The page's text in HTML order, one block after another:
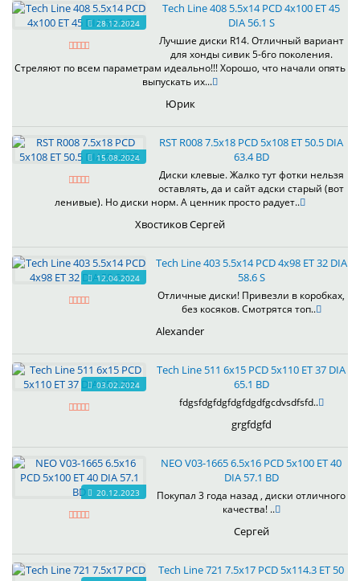
28.12.2024
Tech Line 408 5.5x14 PCD 4x100 ET 45
DIA 56.1 S
Лучшие диски R14. Отличный вариант
для хонды сивик 5-6го поколения.
Стреляют по всем параметрам идеально!!! Хорошо, что начали опять
выпускать их...
Юрик
15.08.2024
RST R008 7.5x18 PCD 5x108 ET 50.5 DIA
63.4 BD
Диски клевые. Жалко тут фотки нельзя
оставлять, да и сайт адски старый (вот
ленивые). Но диски норм. А ценник просто радует..
Хвостиков Сергей
12.04.2024
Tech Line 403 5.5x14 PCD 4x98 ET 32 DIA
58.6 S
Отличные диски! Привезли в коробках,
без косяков. Смотрятся топ..
Alexander
03.02.2024
Tech Line 511 6x15 PCD 5x110 ET 37 DIA
65.1 BD
fdgsfdgfdgfdgfdgdfgcdvsdfsfd..
grgfdgfd
20.12.2023
NEO V03-1665 6.5x16 PCD 5x100 ET 40
DIA 57.1 BD
Покупал 3 года назад , диски отличного
качества! ..
Сергей
Tech Line 721 7.5x17 PCD 5x114.3 ET 50